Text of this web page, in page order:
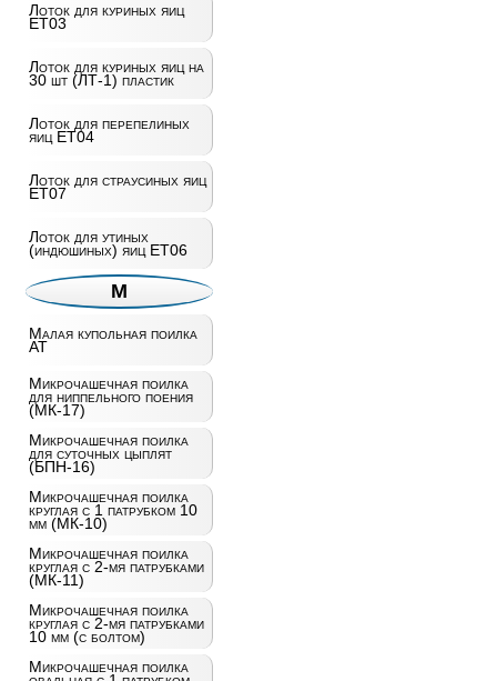
Лоток для куриных яиц
ET03
Лоток для куриных яиц на
30 шт (ЛТ-1) пластик
Лоток для перепелиных
яиц ET04
Лоток для страусиных яиц
ET07
Лоток для утиных
(индюшиных) яиц ET06
М
Малая купольная поилка
AT
Микрочашечная поилка
для ниппельного поения
(МК-17)
Микрочашечная поилка
для суточных цыплят
(БПН-16)
Микрочашечная поилка
круглая с 1 патрубком 10
мм (МК-10)
Микрочашечная поилка
круглая с 2-мя патрубками
(МК-11)
Микрочашечная поилка
круглая с 2-мя патрубками
10 мм (с болтом)
Микрочашечная поилка